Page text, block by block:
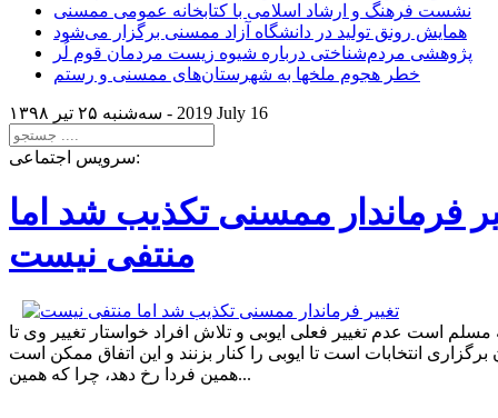
نشست فرهنگ و ارشاد اسلامی با کتابخانه عمومی ممسنی
همایش رونق تولید در دانشگاه آزاد ممسنی برگزار می‌شود
پژوهشی مردم‌شناختی درباره شیوه زیست مردمان قوم لُر
خطر هجوم ملخها به شهرستان‌های ممسنی و رستم
سه‌شنبه ۲۵ تير ۱۳۹۸ - 2019 July 16
سرویس اجتماعی:
فرماندار ممسنی تکذیب شد اما
منتفی نیست
مسلم است عدم تغییر فعلی ایوبی و تلاش افراد خواستار تغییر وی تا
برگزاری انتخابات است تا ایوبی را کنار بزنند و این اتفاق ممکن است
همین فردا رخ دهد، چرا که همین...